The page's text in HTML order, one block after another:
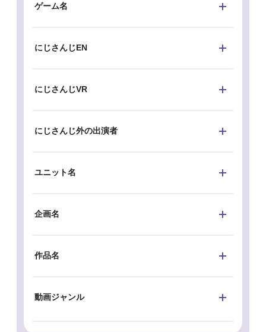
ゲーム名
にじさんじEN
にじさんじVR
にじさんじ外の出演者
ユニット名
企画名
作品名
動画ジャンル